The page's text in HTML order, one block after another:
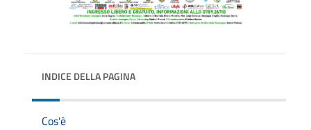
INDICE DELLA PAGINA
Cos'è